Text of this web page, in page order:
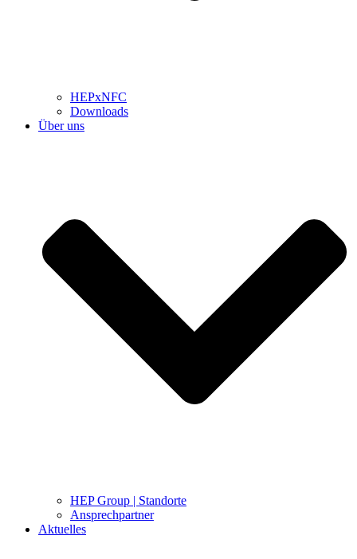
HEPxNFC
Downloads
Über uns
HEP Group | Standorte
Ansprechpartner
Aktuelles